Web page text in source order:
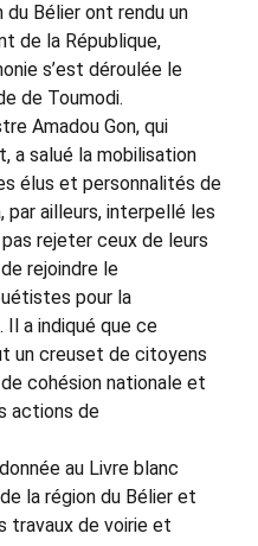
du Bélier ont rendu un
de la République,
s’est déroulée le
de Toumodi.
Amadou Gon, qui
a salué la mobilisation
élus et personnalités de
par ailleurs, interpellé les
rejeter ceux de leurs
rejoindre le
pour la
a indiqué que ce
un creuset de citoyens
cohésion nationale et
actions de
au Livre blanc
la région du Bélier et
travaux de voirie et